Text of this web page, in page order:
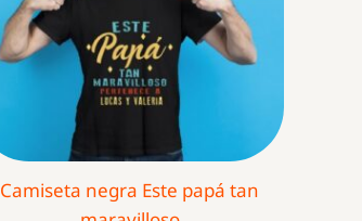
Camiseta negra Este papá tan